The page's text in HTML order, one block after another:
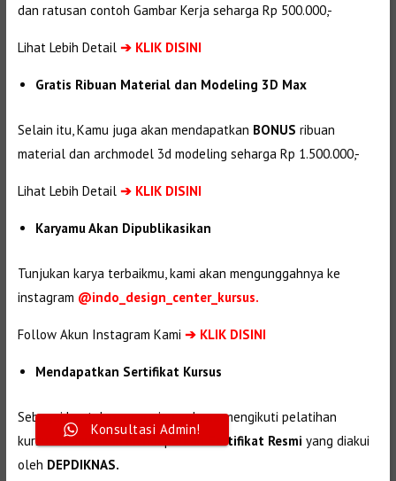
dan ratusan contoh Gambar Kerja seharga Rp 500.000,-
Lihat Lebih Detail ➔ KLIK DISINI
Gratis Ribuan Material dan Modeling 3D Max
Selain itu, Kamu juga akan mendapatkan BONUS ribuan
material dan archmodel 3d modeling seharga Rp 1.500.000,-
Lihat Lebih Detail ➔ KLIK DISINI
Karyamu Akan Dipublikasikan
Tunjukan karya terbaikmu, kami akan mengunggahnya ke
instagram @indo_design_center_kursus.
Follow Akun Instagram Kami ➔ KLIK DISINI
Mendapatkan Sertifikat Kursus
Sebagai bentuk pencapaian selama mengikuti pelatihan
kursus. Kamu akan mendapatkan
Sertifikat Resmi yang diakui
oleh DEPDIKNAS.
Konsultasi Admin!